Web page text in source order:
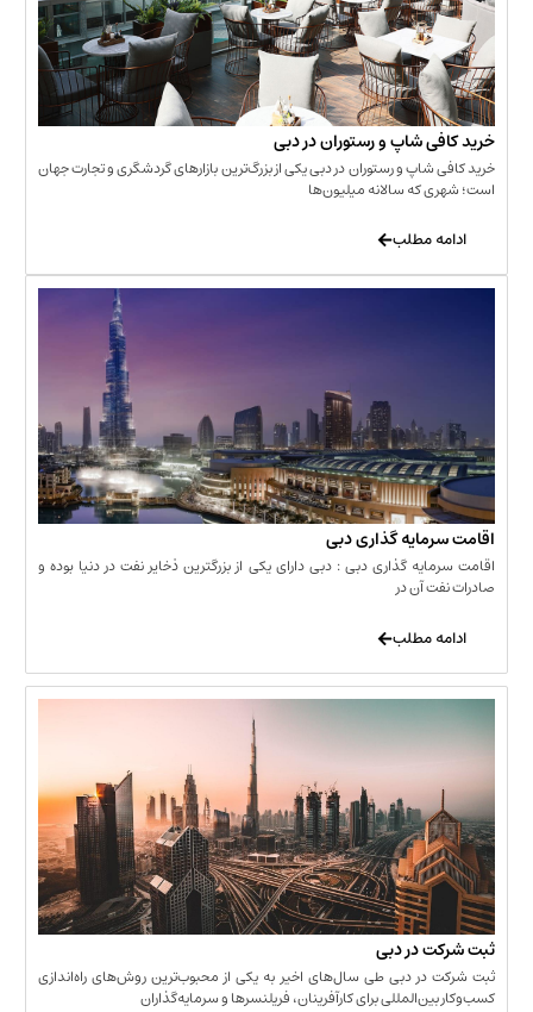
شاپ و رستوران در دبی
و رستوران در دبی یکی از بزرگ‌ترین بازارهای گردشگری و تجارت جهان
سالانه میلیون‌ها
گذاری دبی
گذاری دبی : دبی دارای یکی از بزرگترین ذخایر نفت در دنیا بوده و
در دبی
دبی طی سال‌های اخیر به یکی از محبوب‌ترین روش‌های راه‌اندازی
برای کارآفرینان، فریلنسرها و سرمایه‌گذاران